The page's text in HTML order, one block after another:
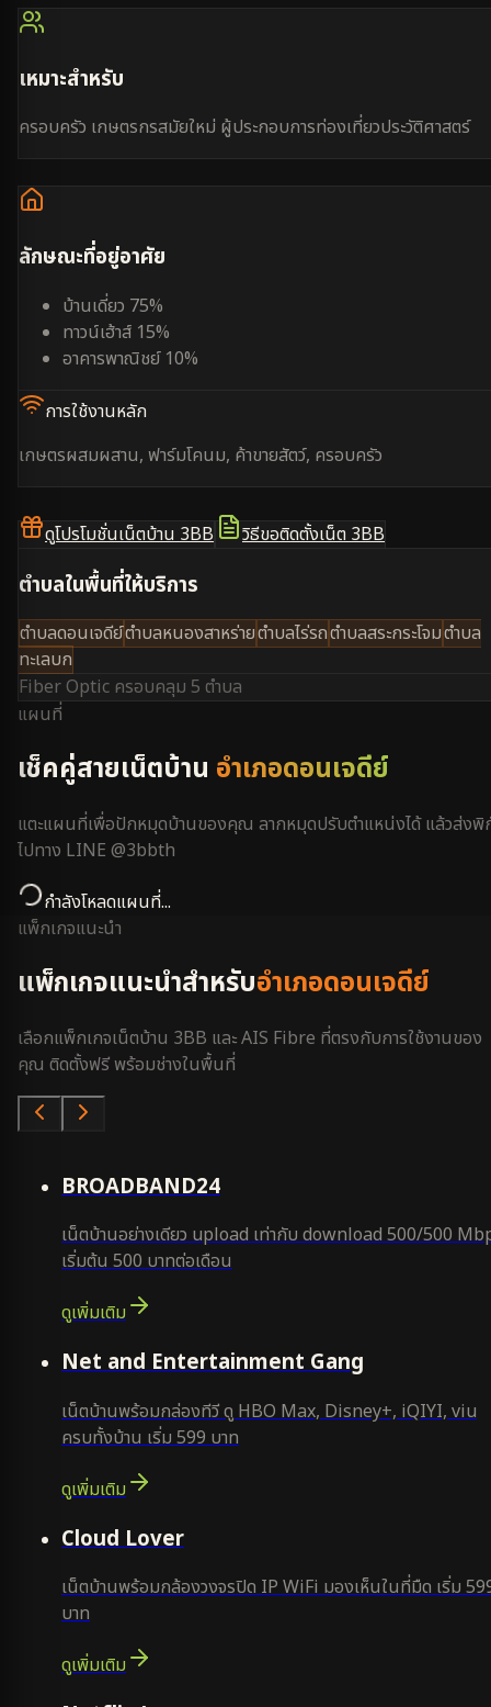
เหมาะสำหรับ
ครอบครัว เกษตรกรสมัยใหม่ ผู้ประกอบการท่องเที่ยวประวัติศาสตร์
ลักษณะที่อยู่อาศัย
บ้านเดี่ยว 75%
ทาวน์เฮ้าส์ 15%
อาคารพาณิชย์ 10%
การใช้งานหลัก
เกษตรผสมผสาน, ฟาร์มโคนม, ค้าขายสัตว์, ครอบครัว
ดูโปรโมชั่นเน็ตบ้าน 3BB วิธีขอติดตั้งเน็ต 3BB
ตำบลในพื้นที่ให้บริการ
ตำบลดอนเจดีย์ตำบลหนองสาหร่ายตำบลไร่รถตำบลสระกระโจมตำบล
ทะเลบก
Fiber Optic ครอบคลุม 5 ตำบล
แผนที่
เช็คคู่สายเน็ตบ้าน อำเภอดอนเจดีย์
แตะแผนที่เพื่อปักหมุดบ้านของคุณ ลากหมุดปรับตำแหน่งได้ แล้วส่งพิ
ไปทาง LINE @3bbth
กำลังโหลดแผนที่...
แพ็กเกจแนะนำ
แพ็กเกจแนะนำสำหรับอำเภอดอนเจดีย์
เลือกแพ็กเกจเน็ตบ้าน 3BB และ AIS Fibre ที่ตรงกับการใช้งานของ
คุณ ติดตั้งฟรี พร้อมช่างในพื้นที่
BROADBAND24
เน็ตบ้านอย่างเดียว upload เท่ากับ download 500/500
เริ่มต้น 500 บาทต่อเดือน
ดูเพิ่มเติม
Net and Entertainment Gang
เน็ตบ้านพร้อมกล่องทีวี ดู HBO Max, Disney+, iQIYI, viu
ครบทั้งบ้าน เริ่ม 599 บาท
ดูเพิ่มเติม
Cloud Lover
เน็ตบ้านพร้อมกล้องวงจรปิด IP WiFi มองเห็นในที่มืด เริ่ม
บาท
ดูเพิ่มเติม